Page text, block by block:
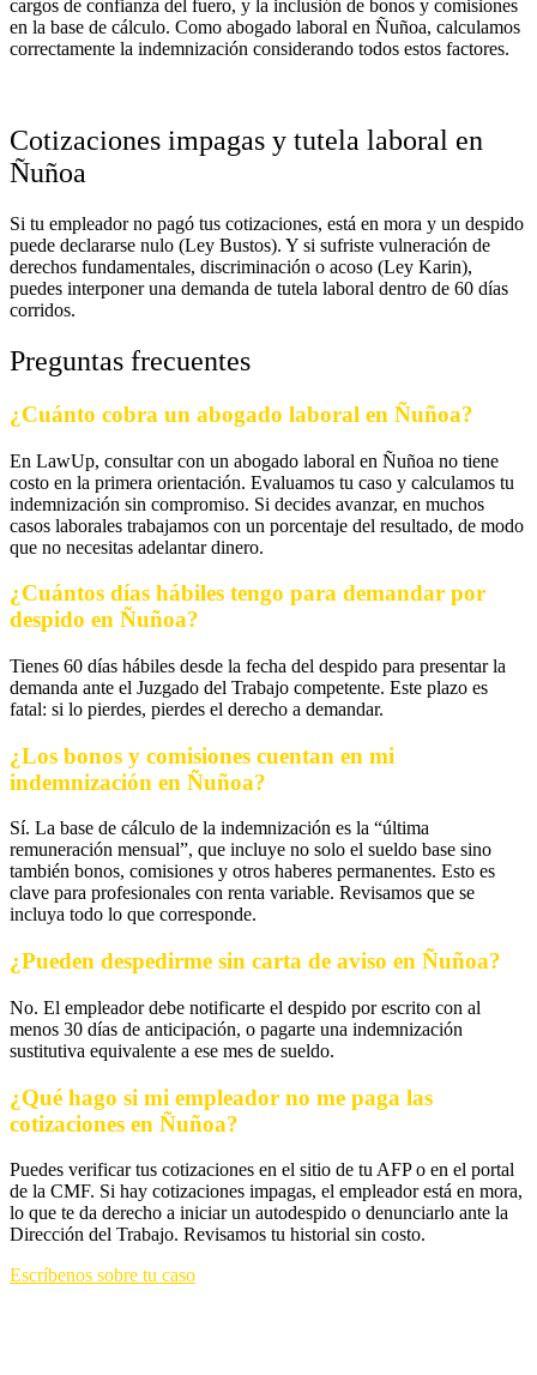
cargos de confianza del fuero, y la inclusión de bonos y comisiones
en la base de cálculo. Como abogado laboral en Ñuñoa, calculamos
correctamente la indemnización considerando todos estos factores.
Cotizaciones impagas y tutela laboral en
Ñuñoa
Si tu empleador no pagó tus cotizaciones, está en mora y un despido
puede declararse nulo (Ley Bustos). Y si sufriste vulneración de
derechos fundamentales, discriminación o acoso (Ley Karin),
puedes interponer una demanda de tutela laboral dentro de 60 días
corridos.
Preguntas frecuentes
¿Cuánto cobra un abogado laboral en Ñuñoa?
En LawUp, consultar con un abogado laboral en Ñuñoa no tiene
costo en la primera orientación. Evaluamos tu caso y calculamos tu
indemnización sin compromiso. Si decides avanzar, en muchos
casos laborales trabajamos con un porcentaje del resultado, de modo
que no necesitas adelantar dinero.
¿Cuántos días hábiles tengo para demandar por
despido en Ñuñoa?
Tienes 60 días hábiles desde la fecha del despido para presentar la
demanda ante el Juzgado del Trabajo competente. Este plazo es
fatal: si lo pierdes, pierdes el derecho a demandar.
¿Los bonos y comisiones cuentan en mi
indemnización en Ñuñoa?
Sí. La base de cálculo de la indemnización es la “última
remuneración mensual”, que incluye no solo el sueldo base sino
también bonos, comisiones y otros haberes permanentes. Esto es
clave para profesionales con renta variable. Revisamos que se
incluya todo lo que corresponde.
¿Pueden despedirme sin carta de aviso en Ñuñoa?
No. El empleador debe notificarte el despido por escrito con al
menos 30 días de anticipación, o pagarte una indemnización
sustitutiva equivalente a ese mes de sueldo.
¿Qué hago si mi empleador no me paga las
cotizaciones en Ñuñoa?
Puedes verificar tus cotizaciones en el sitio de tu AFP o en el portal
de la CMF. Si hay cotizaciones impagas, el empleador está en mora,
lo que te da derecho a iniciar un autodespido o denunciarlo ante la
Dirección del Trabajo. Revisamos tu historial sin costo.
Escríbenos sobre tu caso